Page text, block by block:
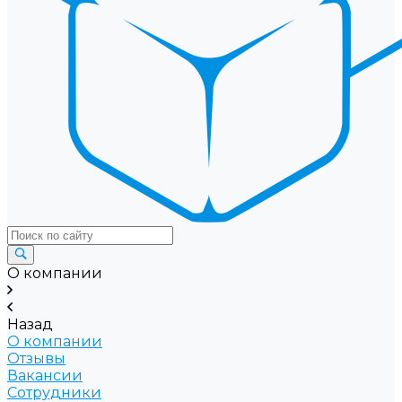
О компании
Назад
О компании
Отзывы
Вакансии
Сотрудники